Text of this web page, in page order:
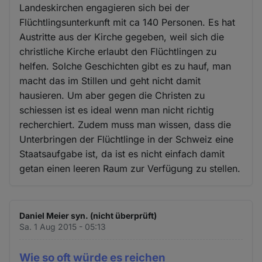
Landeskirchen engagieren sich bei der
Flüchtlingsunterkunft mit ca 140 Personen. Es hat
Austritte aus der Kirche gegeben, weil sich die
christliche Kirche erlaubt den Flüchtlingen zu
helfen. Solche Geschichten gibt es zu hauf, man
macht das im Stillen und geht nicht damit
hausieren. Um aber gegen die Christen zu
schiessen ist es ideal wenn man nicht richtig
recherchiert. Zudem muss man wissen, dass die
Unterbringen der Flüchtlinge in der Schweiz eine
Staatsaufgabe ist, da ist es nicht einfach damit
getan einen leeren Raum zur Verfügung zu stellen.
Daniel Meier syn. (nicht überprüft)
Sa. 1 Aug 2015 - 05:13
Wie so oft würde es reichen